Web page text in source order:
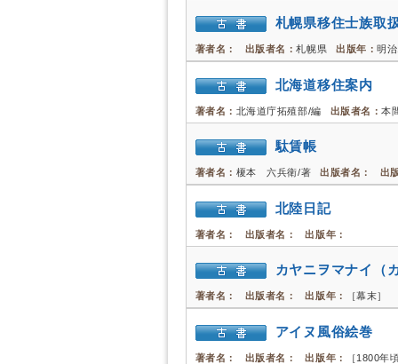
札幌県移住士族取
著者名： 出版者名：札幌県 出版年：明
北海道移住案内
著者名： 北海道庁拓殖部/編 出版者名：本
駄賃帳
著者名： 榎本 六兵衛/著 出版者名： 出
北陸日記
著者名： 出版者名： 出版年：
カヤニヲマナイ（
著者名： 出版者名： 出版年： ［幕末］
アイヌ風俗絵巻
著者名： 出版者名： 出版年： ［1800年